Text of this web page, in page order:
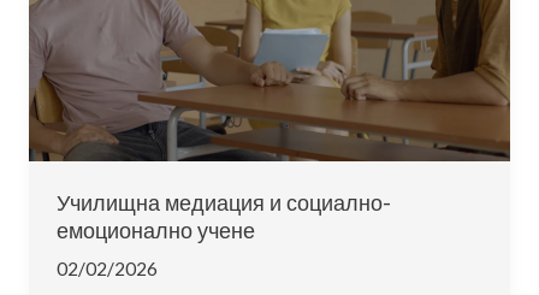
Училищна медиация и социално-
емоционално учене
02/02/2026